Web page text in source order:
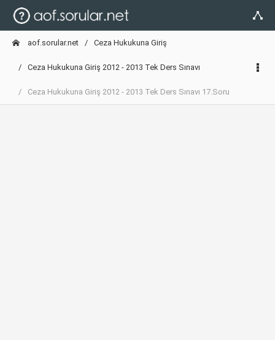
aof.sorular.net Ceza Hukukuna Giriş
Ceza Hukukuna Giriş 2012 - 2013 Tek Ders Sınavı
Ceza Hukukuna Giriş 2012 - 2013 Tek Ders Sınavı 17.Soru